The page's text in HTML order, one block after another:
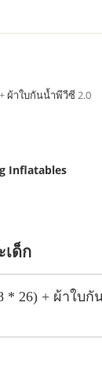
ผ้าใบกันน้ำพีวีซี 2.0
Inflatables
ด็ก
* 26) + ผ้าใบกั